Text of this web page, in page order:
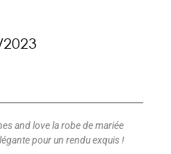
and love la robe de mariée
pour un rendu exquis !